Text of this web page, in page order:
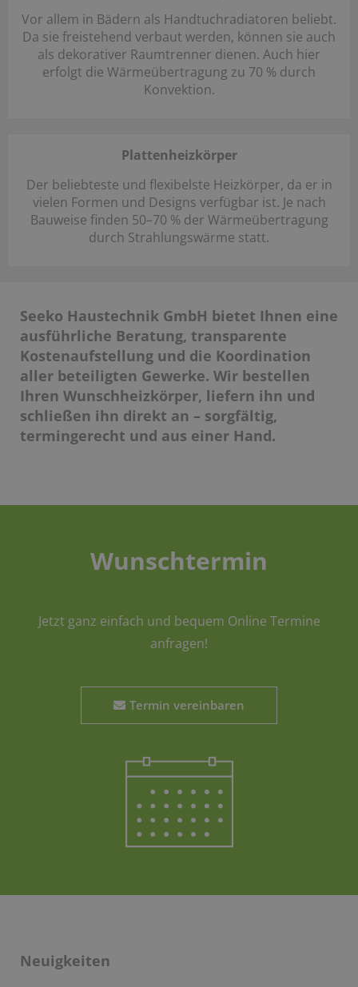
Vor allem in Bädern als Handtuchradiatoren beliebt.
Da sie freistehend verbaut werden, können sie auch
als dekorativer Raumtrenner dienen. Auch hier
erfolgt die Wärmeübertragung zu 70 % durch
Konvektion.
Plattenheizkörper
Der beliebteste und flexibelste Heizkörper, da er in
vielen Formen und Designs verfügbar ist. Je nach
Bauweise finden 50–70 % der Wärmeübertragung
durch Strahlungswärme statt.
Seeko Haustechnik GmbH bietet Ihnen eine
ausführliche Beratung, transparente
Kostenaufstellung und die Koordination
aller beteiligten Gewerke. Wir bestellen
Ihren Wunschheizkörper, liefern ihn und
schließen ihn direkt an – sorgfältig,
termingerecht und aus einer Hand.
Wunschtermin
Jetzt ganz einfach und bequem Online Termine
anfragen!
Termin vereinbaren
Neuigkeiten